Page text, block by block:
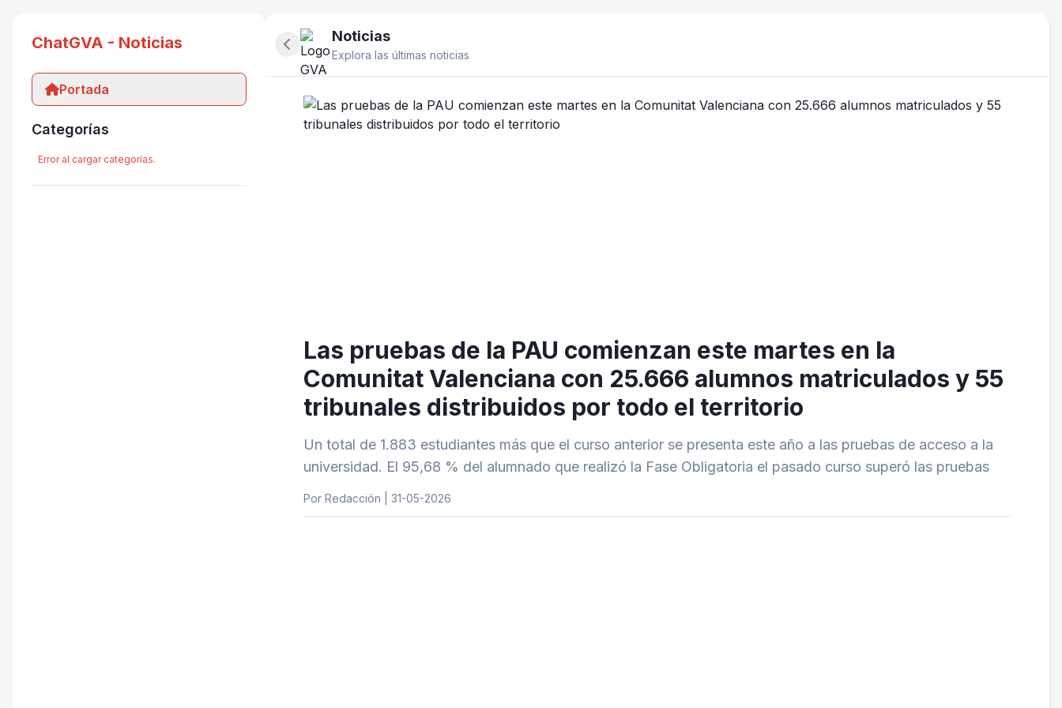
ChatGVA - Noticias
Portada
Categorías
Error al cargar categorías.
Ocultar panel lateral
Noticias
Explora las últimas noticias
Las pruebas de la PAU comienzan este martes en la
Comunitat Valenciana con 25.666 alumnos matriculados y 55
tribunales distribuidos por todo el territorio
Un total de 1.883 estudiantes más que el curso anterior se presenta este año a las pruebas de acceso a la
universidad. El 95,68 % del alumnado que realizó la Fase Obligatoria el pasado curso superó las pruebas
Por Redacción | 31-05-2026